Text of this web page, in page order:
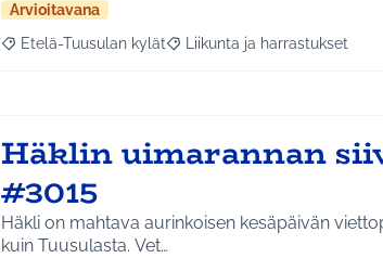
Arvioitavana
Rajaa tulokset aihepiirin mukaan: Etelä-Tuusulan kylät
Etelä-Tuusulan kylät Rajaa tulokset teeman
Liikunta ja harrastukset
Häklin uimarannan
#3015
Häkli on mahtava aurinkoisen kesäpäivän
kuin Tuusulasta. Vet…